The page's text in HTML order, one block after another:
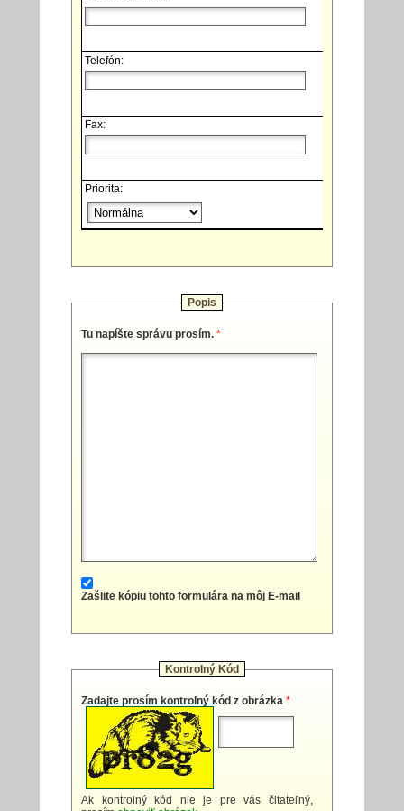
Telefón:
Fax:
Priorita:
Popis
Tu napíšte správu prosím. *
Zašlite kópiu tohto formulára na môj E-mail
Kontrolný Kód
Zadajte prosím kontrolný kód z obrázka *
Ak kontrolný kód nie je pre vás čitateľný,